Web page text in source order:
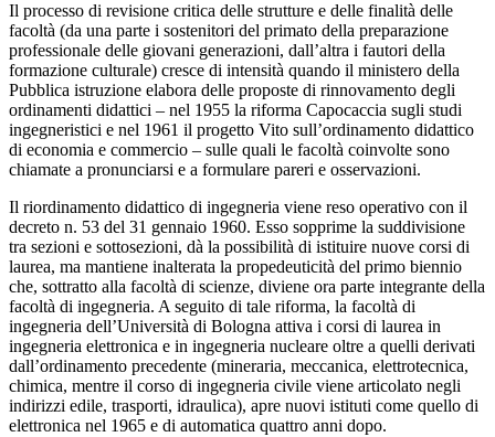
Il processo di revisione critica delle strutture e delle finalità delle
facoltà (da una parte i sostenitori del primato della preparazione
professionale delle giovani generazioni, dall’altra i fautori della
formazione culturale) cresce di intensità quando il ministero della
Pubblica istruzione elabora delle proposte di rinnovamento degli
ordinamenti didattici – nel 1955 la riforma Capocaccia sugli studi
ingegneristici e nel 1961 il progetto Vito sull’ordinamento didattico
di economia e commercio – sulle quali le facoltà coinvolte sono
chiamate a pronunciarsi e a formulare pareri e osservazioni.
Il riordinamento didattico di ingegneria viene reso operativo con il
decreto n. 53 del 31 gennaio 1960. Esso sopprime la suddivisione
tra sezioni e sottosezioni, dà la possibilità di istituire nuove corsi di
laurea, ma mantiene inalterata la propedeuticità del primo biennio
che, sottratto alla facoltà di scienze, diviene ora parte integrante della
facoltà di ingegneria. A seguito di tale riforma, la facoltà di
ingegneria dell’Università di Bologna attiva i corsi di laurea in
ingegneria elettronica e in ingegneria nucleare oltre a quelli derivati
dall’ordinamento precedente (mineraria, meccanica, elettrotecnica,
chimica, mentre il corso di ingegneria civile viene articolato negli
indirizzi edile, trasporti, idraulica), apre nuovi istituti come quello di
elettronica nel 1965 e di automatica quattro anni dopo.